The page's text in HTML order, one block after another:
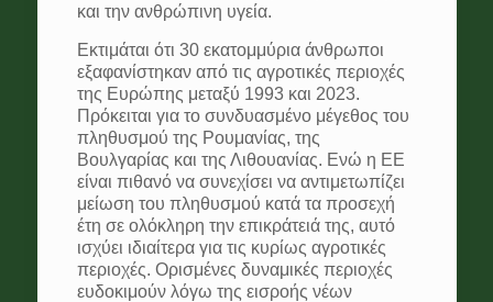
και την ανθρώπινη υγεία.
Εκτιμάται ότι 30 εκατομμύρια άνθρωποι
εξαφανίστηκαν από τις αγροτικές περιοχές
της Ευρώπης μεταξύ 1993 και 2023.
Πρόκειται για το συνδυασμένο μέγεθος του
πληθυσμού της Ρουμανίας, της
Βουλγαρίας και της Λιθουανίας. Ενώ η ΕΕ
είναι πιθανό να συνεχίσει να αντιμετωπίζει
μείωση του πληθυσμού κατά τα προσεχή
έτη σε ολόκληρη την επικράτειά της, αυτό
ισχύει ιδιαίτερα για τις κυρίως αγροτικές
περιοχές. Ορισμένες δυναμικές περιοχές
ευδοκιμούν λόγω της εισροής νέων